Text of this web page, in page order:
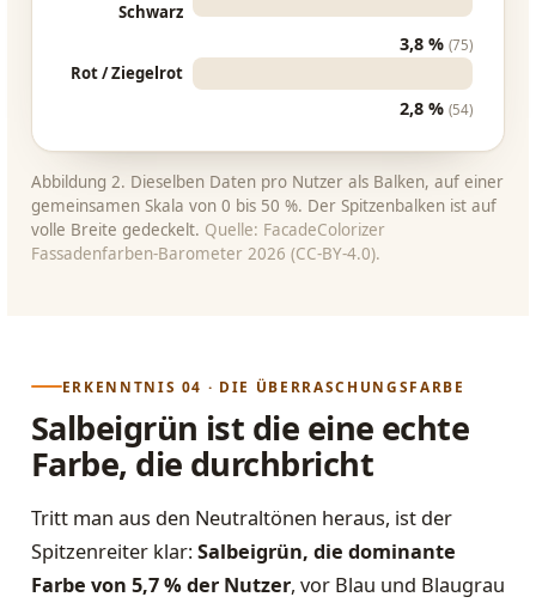
Schwarz
3,8 %(75)
Rot / Ziegelrot
2,8 %(54)
Abbildung 2. Dieselben Daten pro Nutzer als Balken, auf einer
gemeinsamen Skala von 0 bis 50 %. Der Spitzenbalken ist auf
volle Breite gedeckelt. Quelle: FacadeColorizer
Fassadenfarben-Barometer 2026 (CC-BY-4.0).
ERKENNTNIS 04 · DIE ÜBERRASCHUNGSFARBE
Salbeigrün ist die eine echte
Farbe, die durchbricht
Tritt man aus den Neutraltönen heraus, ist der
Spitzenreiter klar:Salbeigrün, die dominante
Farbe von 5,7 % der Nutzer, vor Blau und Blaugrau